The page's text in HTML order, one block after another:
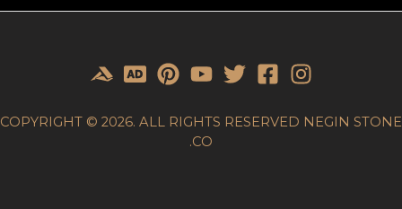
COPYRIGHT © 2026. ALL RIGHTS RESERVED NEGIN STONE
CO.